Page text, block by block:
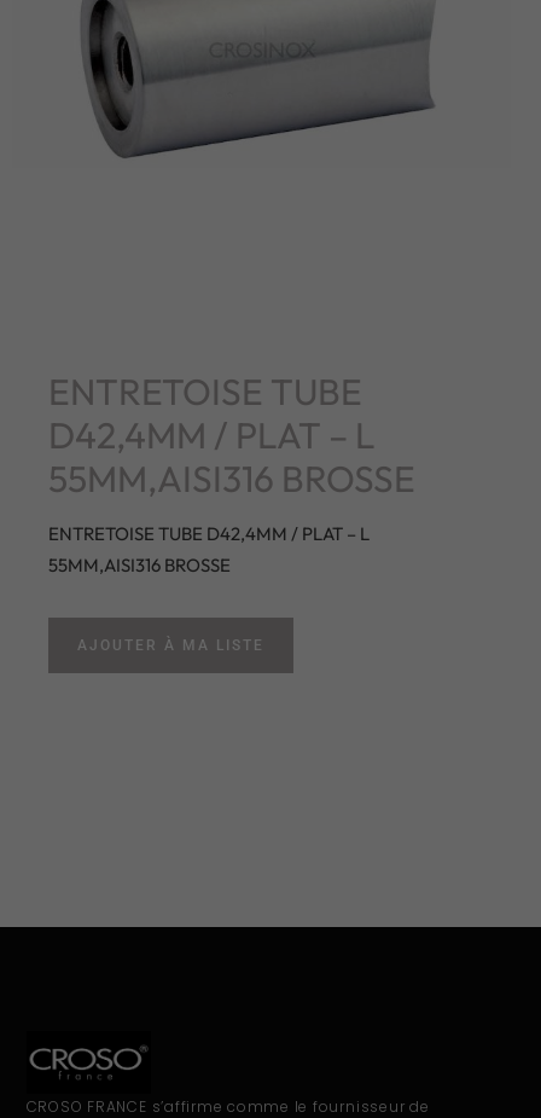
ENTRETOISE TUBE
D42,4MM / PLAT – L
55MM,AISI316 BROSSE
ENTRETOISE TUBE D42,4MM / PLAT – L
55MM,AISI316 BROSSE
AJOUTER À MA LISTE
CROSO FRANCE s’affirme comme le fournisseur de